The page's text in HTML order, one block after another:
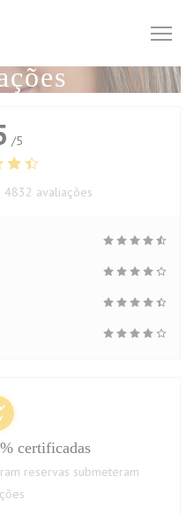
/5
4832 avaliações
certificadas
reservas submeteram